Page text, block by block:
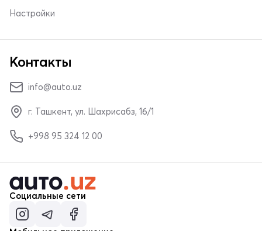
Настройки
Контакты
info@auto.uz
г. Ташкент, ул. Шахрисабз, 16/1
+998 95 324 12 00
Социальные сети